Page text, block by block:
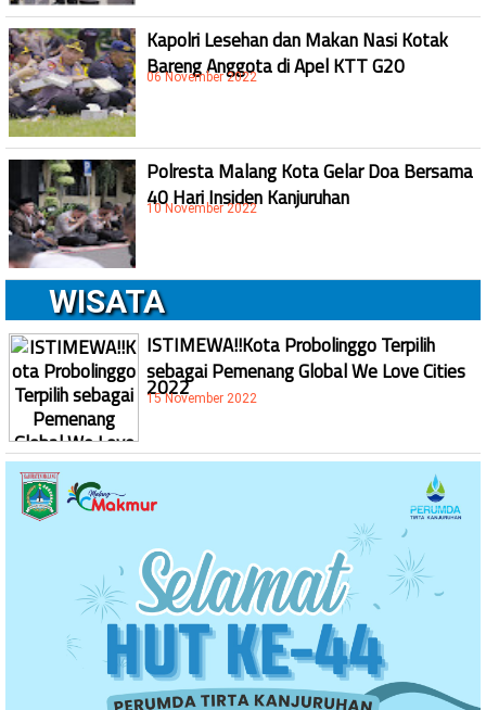
Kapolri Lesehan dan Makan Nasi Kotak
Bareng Anggota di Apel KTT G20
06 November 2022
Polresta Malang Kota Gelar Doa Bersama
40 Hari Insiden Kanjuruhan
10 November 2022
WISATA
ISTIMEWA!!Kota Probolinggo Terpilih
sebagai Pemenang Global We Love Cities
2022
15 November 2022